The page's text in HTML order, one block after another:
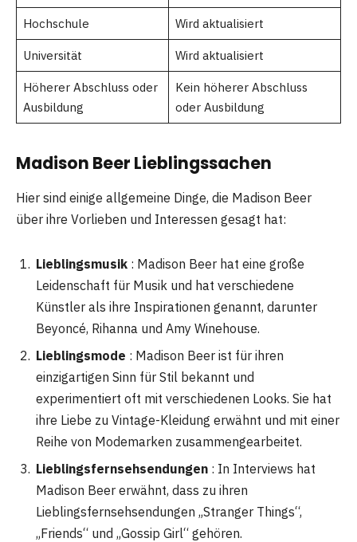
Hochschule Wird aktualisiert
Universität Wird aktualisiert
Höherer Abschluss oder
Ausbildung
Kein höherer Abschluss
oder Ausbildung
Madison Beer Lieblingssachen
Hier sind einige allgemeine Dinge, die Madison Beer
über ihre Vorlieben und Interessen gesagt hat:
Lieblingsmusik : Madison Beer hat eine große
Leidenschaft für Musik und hat verschiedene
Künstler als ihre Inspirationen genannt, darunter
Beyoncé, Rihanna und Amy Winehouse.
Lieblingsmode : Madison Beer ist für ihren
einzigartigen Sinn für Stil bekannt und
experimentiert oft mit verschiedenen Looks. Sie hat
ihre Liebe zu Vintage-Kleidung erwähnt und mit einer
Reihe von Modemarken zusammengearbeitet.
Lieblingsfernsehsendungen : In Interviews hat
Madison Beer erwähnt, dass zu ihren
Lieblingsfernsehsendungen „Stranger Things“,
„Friends“ und „Gossip Girl“ gehören.